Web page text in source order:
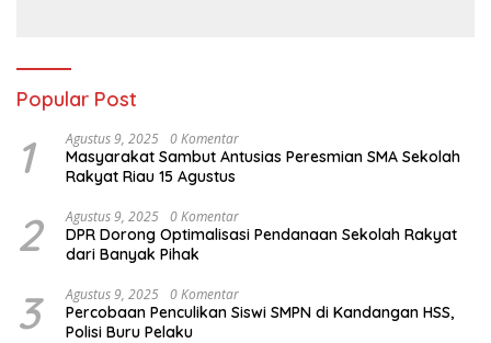
Popular Post
1 Agustus 9, 2025 0 Komentar
Masyarakat Sambut Antusias Peresmian SMA Sekolah
Rakyat Riau 15 Agustus
2 Agustus 9, 2025 0 Komentar
DPR Dorong Optimalisasi Pendanaan Sekolah Rakyat
dari Banyak Pihak
3 Agustus 9, 2025 0 Komentar
Percobaan Penculikan Siswi SMPN di Kandangan HSS,
Polisi Buru Pelaku